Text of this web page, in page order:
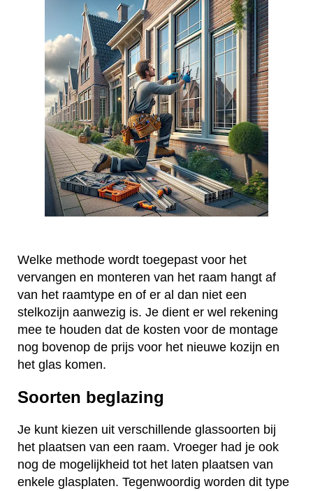
Welke methode wordt toegepast voor het
vervangen en monteren van het raam hangt af
van het raamtype en of er al dan niet een
stelkozijn aanwezig is. Je dient er wel rekening
mee te houden dat de kosten voor de montage
nog bovenop de prijs voor het nieuwe kozijn en
het glas komen.
Soorten beglazing
Je kunt kiezen uit verschillende glassoorten bij
het plaatsen van een raam. Vroeger had je ook
nog de mogelijkheid tot het laten plaatsen van
enkele glasplaten. Tegenwoordig worden dit type